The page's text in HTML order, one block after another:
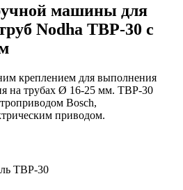
машины для
Nodha ТВР-30 с
креплением для выполнения
на трубах Ø 16-25 мм. ТВР-30
Bosch,
приводом.